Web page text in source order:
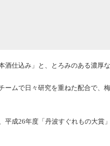
仕込み」と、とろみのある濃厚
ームで日々研究を重ねた配合で
成26年度「丹波すぐれもの大賞